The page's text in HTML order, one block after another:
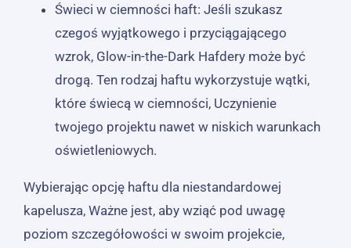
Świeci w ciemności haft: Jeśli szukasz
czegoś wyjątkowego i przyciągającego
wzrok, Glow-in-the-Dark Hafdery może być
drogą. Ten rodzaj haftu wykorzystuje wątki,
które świecą w ciemności, Uczynienie
twojego projektu nawet w niskich warunkach
oświetleniowych.
Wybierając opcję haftu dla niestandardowej
kapelusza, Ważne jest, aby wziąć pod uwagę
poziom szczegółowości w swoim projekcie,